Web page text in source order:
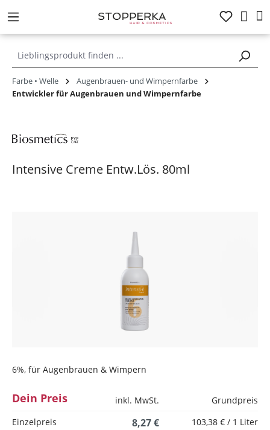
springen
Farbe • Welle
Augenbrauen- und Wimpernfarbe
Entwickler für Augenbrauen und Wimpernfarbe
Intensive Creme Entw.Lös. 80ml
6%, für Augenbrauen & Wimpern
Dein Preis inkl. MwSt.
Grundpreis
Einzelpreis
8,27 € 103,38 € / 1 Liter